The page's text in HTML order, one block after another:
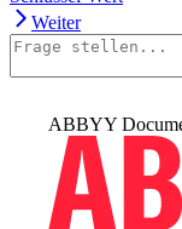
Weiter
ABBYY